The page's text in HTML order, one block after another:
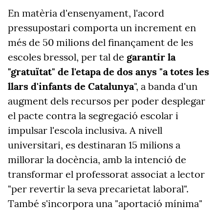
En matèria d'ensenyament, l'acord
pressupostari comporta un increment en
més de 50 milions del finançament de les
escoles bressol, per tal de garantir la
"gratuïtat" de l'etapa de dos anys "a totes les
llars d'infants de Catalunya", a banda d'un
augment dels recursos per poder desplegar
el pacte contra la segregació escolar i
impulsar l'escola inclusiva. A nivell
universitari, es destinaran 15 milions a
millorar la docència, amb la intenció de
transformar el professorat associat a lector
"per revertir la seva precarietat laboral".
També s'incorpora una "aportació mínima"